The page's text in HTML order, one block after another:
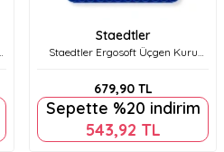
Staedtler
Staedtler Ergosoft Üçgen Kuru
679,90TL
Sepette %20 indirim
543,92 TL